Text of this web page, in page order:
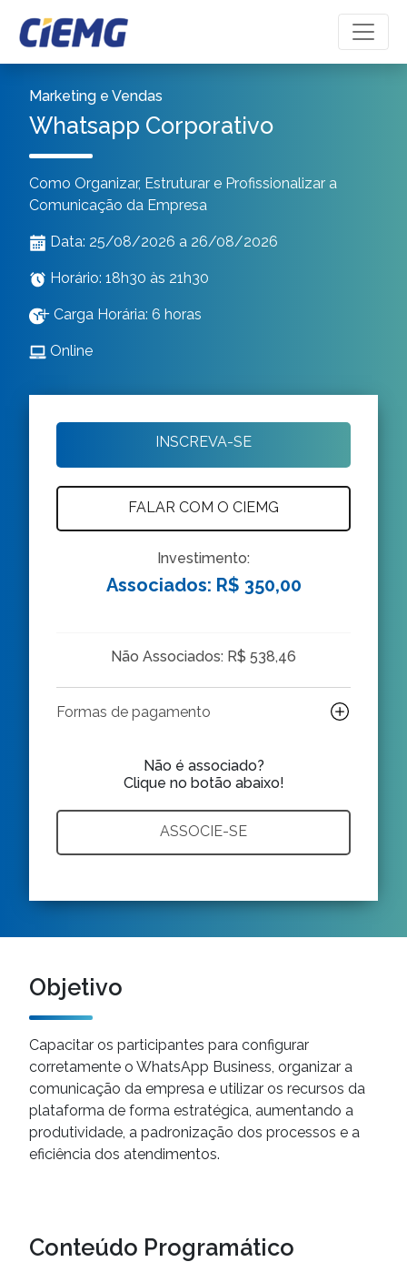
Portal do aluno
Marketing e Vendas
Whatsapp Corporativo
Como Organizar, Estruturar e Profissionalizar a
Comunicação da Empresa
Data: 25/08/2026 a 26/08/2026
Horário: 18h30 às 21h30
Carga Horária: 6 horas
Online
INSCREVA-SE
FALAR COM O CIEMG
Investimento:
Associados: R$ 350,00
Não Associados: R$ 538,46
Formas de pagamento
Não é associado?
Clique no botão abaixo!
ASSOCIE-SE
Objetivo
Capacitar os participantes para configurar
corretamente o WhatsApp Business, organizar a
comunicação da empresa e utilizar os recursos da
plataforma de forma estratégica, aumentando a
produtividade, a padronização dos processos e a
eficiência dos atendimentos.
Conteúdo Programático